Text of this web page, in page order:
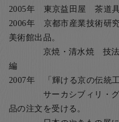
2005年 東京益田屋 茶道具
2006年 京都市産業技術研
美術館出品。
京焼・清水焼 技法の
編
2007年 「輝ける京の伝統
サーカシブィリ・グル
品の注文を受ける。